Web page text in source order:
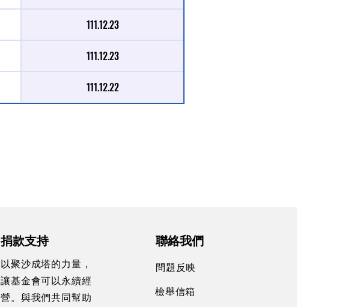
111.12.23
111.12.23
111.12.22
捐款支持
以聚沙成塔的力量，
讓基金會可以永續經
營。與我們共同幫助
聯絡我們
問題反映
檢舉信箱